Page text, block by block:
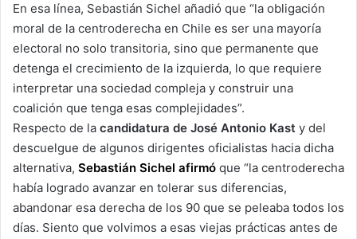
En esa línea, Sebastián Sichel añadió que “la obligación
moral de la centroderecha en Chile es ser una mayoría
electoral no solo transitoria, sino que permanente que
detenga el crecimiento de la izquierda, lo que requiere
interpretar una sociedad compleja y construir una
coalición que tenga esas complejidades”.
Respecto de la candidatura de José Antonio Kast y del
descuelgue de algunos dirigentes oficialistas hacia dicha
alternativa, Sebastián Sichel afirmó que “la centroderecha
había logrado avanzar en tolerar sus diferencias,
abandonar esa derecha de los 90 que se peleaba todos los
días. Siento que volvimos a esas viejas prácticas antes de